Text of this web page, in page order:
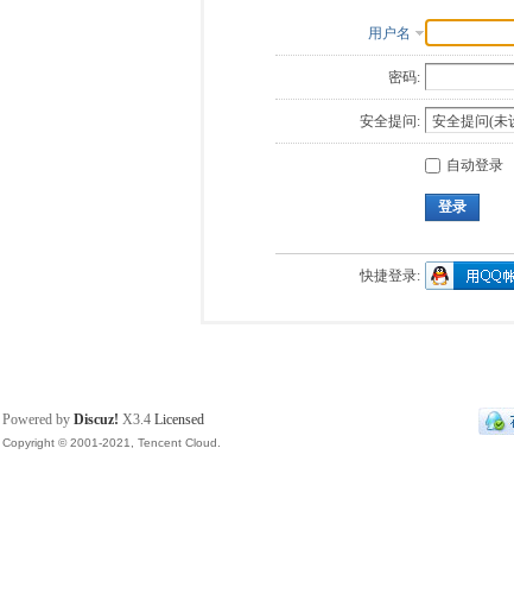
用户名
密码:
安全提问:
自动登录
登录
快捷登录:
Powered by Discuz! X3.4 Licensed
Copyright © 2001-2021, Tencent Cloud.